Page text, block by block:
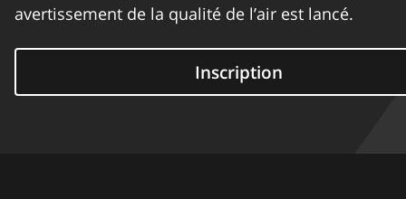
avertissement de la qualité de l’air est lancé.
Inscription